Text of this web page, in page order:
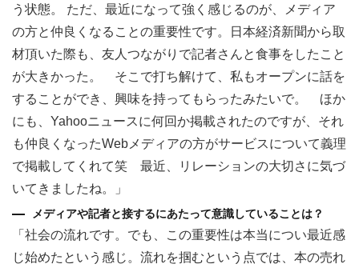
う状態。 ただ、最近になって強く感じるのが、メディア
の方と仲良くなることの重要性です。日本経済新聞から取
材頂いた際も、友人つながりで記者さんと食事をしたこと
が大きかった。 そこで打ち解けて、私もオープンに話を
することができ、興味を持ってもらったみたいで。 ほか
にも、Yahooニュースに何回か掲載されたのですが、それ
も仲良くなったWebメディアの方がサービスについて義理
で掲載してくれて笑 最近、リレーションの大切さに気づ
いてきましたね。」
メディアや記者と接するにあたって意識していることは？
「社会の流れです。でも、この重要性は本当につい最近感
じ始めたという感じ。流れを掴むという点では、本の売れ